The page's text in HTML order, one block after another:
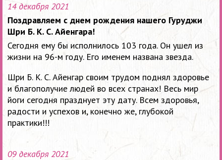
14 декабря 2021
Поздравляем с днем рождения нашего Гуруджи
Шри Б. К. С. Айенгара!
Сегодня ему бы исполнилось 103 года. Он ушел из
жизни на 96-м году. Его именем названа звезда.
Шри Б. К. С. Айенгар своим трудом поднял здоровье
и благополучие людей во всех странах! Весь мир
йоги сегодня празднует эту дату. Всем здоровья,
радости и успехов и, конечно же, глубокой
практики!!!
09 декабря 2021